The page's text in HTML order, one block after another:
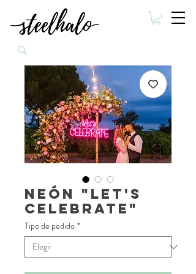
Neón "Let's
Celebrate"
Tipo de pedido *